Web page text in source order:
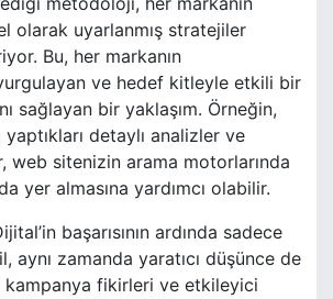
olarak uyarlanmış stratejiler
Bu, her markanın
ve hedef kitleyle etkili bir
sağlayan bir yaklaşım. Örneğin,
detaylı analizler ve
web sitenizin arama motorlarında
yer almasına yardımcı olabilir.
başarısının ardında sadece
aynı zamanda yaratıcı düşünce de
kampanya fikirleri ve etkileyici